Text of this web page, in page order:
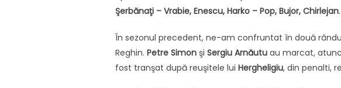
Şerbănaţi – Vrabie, Enescu, Harko – Pop, Bujor, Chirlejan.
În sezonul precedent, ne-am confruntat în două
Reghin. Petre Simon şi Sergiu Arnăutu au marcat,
fost tranşat după reuşitele lui Hergheligiu, din penalti,